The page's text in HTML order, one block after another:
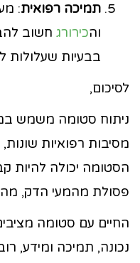
תמיכה רפואית:
והכירורג חשוב
בבעיות שעלולות
לסיכום,
ניתוח סטומה משמש
מסיבות רפואיות
הסטומה יכולה להיות
פסולת מהמעי הדק,
החיים עם סטומה
נכונה, תמיכה ומידע,